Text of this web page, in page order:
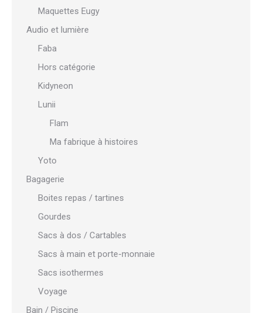
Maquettes Eugy
Audio et lumière
Faba
Hors catégorie
Kidyneon
Lunii
Flam
Ma fabrique à histoires
Yoto
Bagagerie
Boites repas / tartines
Gourdes
Sacs à dos / Cartables
Sacs à main et porte-monnaie
Sacs isothermes
Voyage
Bain / Piscine